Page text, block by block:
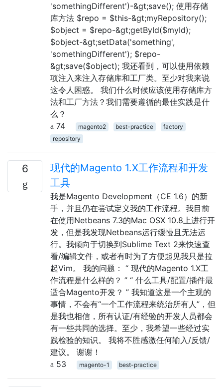
'somethingDifferent')-&gt;save(); 使用存储
库方法 $repo = $this-&gt;myRepository();
$object = $repo-&gt;getById($myId);
$object-&gt;setData('something',
'somethingDifferent'); $repo-
&gt;save($object); 我还看到，可以使用依赖
项注入来注入存储库和工厂类。至少对我来说
这令人困惑。 我们什么时候应该使用存储库方
法和工厂方法？我们需要遵循的最佳实践是什
么？
74
magento2 best-practice
factory
repository
6
现代的Magento 1.X工作流程和开发
工具
我是Magento Development（CE 1.6）的新
手，并且仍在尝试定义我的工作流程。我目前
在使用Netbeans 7.3的Mac OSX 10.8上进行开
发，但是我发现Netbeans运行缓慢且无法运
行。我倾向于切换到Sublime Text 2来快速查
看/编辑文件，或者有时为了方便起见我只是拉
起Vim。 我的问题： “ 现代的Magento 1.X工
作流程是什么样的？ ” “ 什么工具/配置/插件最
适合Magento开发？ ” 我知道这是一个主观的
事情，不会有“一个工作流程来统治所有人”，但
是我也相信，所有认证/有经验的开发人员都会
有一些共同的选择。至少，我希望一些经过实
践检验的知识。 我将不胜感激任何输入/反馈/
建议。 谢谢！
53
magento-1 best-practice